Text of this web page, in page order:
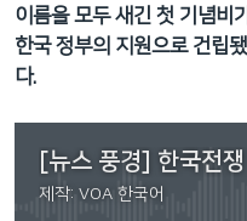
검
색
으
이름을 모두 새긴 첫 기념비
한국 정부의 지원으로 건립
다.
제작: VOA 한국어
No media